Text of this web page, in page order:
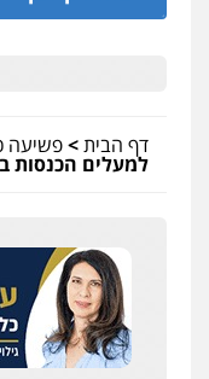
דף הבית>פשיעה
למעלים הכנסות